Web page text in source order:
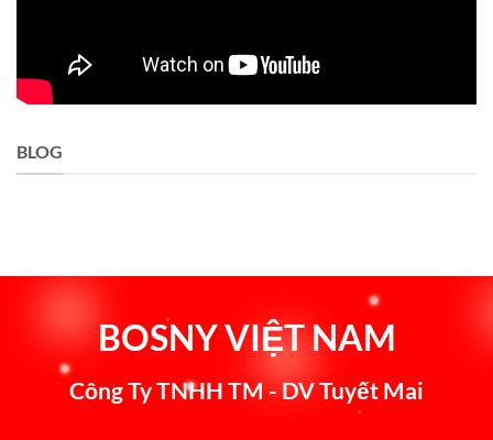
BLOG
BOSNY VIỆT NAM
Công Ty TNHH TM - DV Tuyết Mai